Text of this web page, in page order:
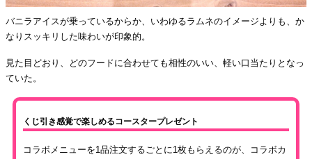
バニラアイスが乗っているからか、いわゆるラムネのイメージよりも、か
なりスッキリした味わいが印象的。
見た目どおり、どのフードに合わせても相性のいい、軽い口当たりとなっ
ていた。
くじ引き感覚で楽しめるコースタープレゼント
コラボメニューを1品注文するごとに1枚もらえるのが、コラボカ